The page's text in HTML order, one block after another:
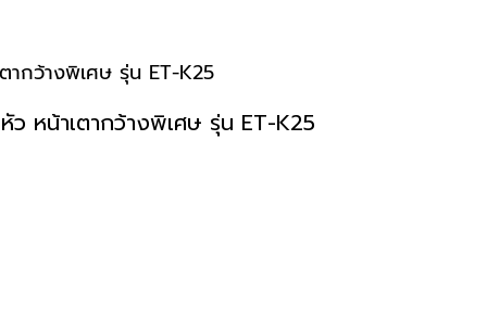
ากว้างพิเศษ รุ่น ET-K25
ว หน้าเตากว้างพิเศษ รุ่น ET-K25